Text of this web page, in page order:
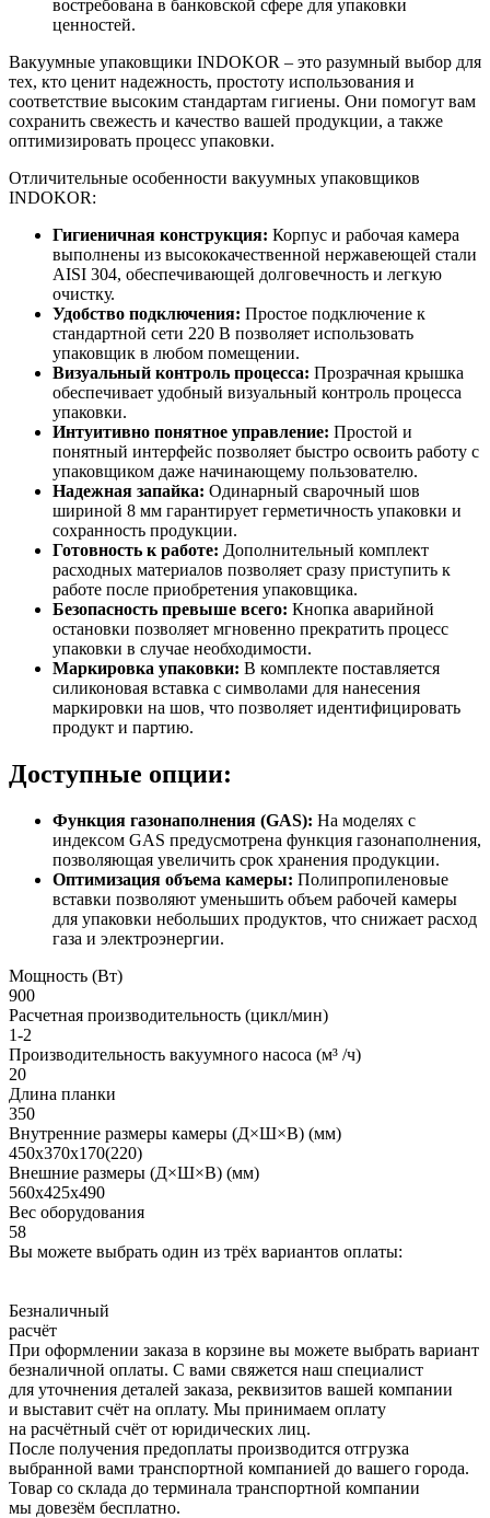
востребована в банковской сфере для упаковки
ценностей.
Вакуумные упаковщики INDOKOR – это разумный выбор для
тех, кто ценит надежность, простоту использования и
соответствие высоким стандартам гигиены. Они помогут вам
сохранить свежесть и качество вашей продукции, а также
оптимизировать процесс упаковки.
Отличительные особенности вакуумных упаковщиков
INDOKOR:
Гигиеничная конструкция: Корпус и рабочая камера
выполнены из высококачественной нержавеющей стали
AISI 304, обеспечивающей долговечность и легкую
очистку.
Удобство подключения: Простое подключение к
стандартной сети 220 В позволяет использовать
упаковщик в любом помещении.
Визуальный контроль процесса: Прозрачная крышка
обеспечивает удобный визуальный контроль процесса
упаковки.
Интуитивно понятное управление: Простой и
понятный интерфейс позволяет быстро освоить работу с
упаковщиком даже начинающему пользователю.
Надежная запайка: Одинарный сварочный шов
шириной 8 мм гарантирует герметичность упаковки и
сохранность продукции.
Готовность к работе: Дополнительный комплект
расходных материалов позволяет сразу приступить к
работе после приобретения упаковщика.
Безопасность превыше всего: Кнопка аварийной
остановки позволяет мгновенно прекратить процесс
упаковки в случае необходимости.
Маркировка упаковки: В комплекте поставляется
силиконовая вставка с символами для нанесения
маркировки на шов, что позволяет идентифицировать
продукт и партию.
Доступные опции:
Функция газонаполнения (GAS): На моделях с
индексом GAS предусмотрена функция газонаполнения,
позволяющая увеличить срок хранения продукции.
Оптимизация объема камеры: Полипропиленовые
вставки позволяют уменьшить объем рабочей камеры
для упаковки небольших продуктов, что снижает расход
газа и электроэнергии.
Мощность (Вт)
900
Расчетная производительность (цикл/мин)
1-2
Производительность вакуумного насоса (м³ /ч)
20
Длина планки
350
Внутренние размеры камеры (Д×Ш×В) (мм)
450х370х170(220)
Внешние размеры (Д×Ш×В) (мм)
560х425х490
Вес оборудования
58
Вы можете выбрать один из трёх вариантов оплаты:
Безналичный
расчёт
При оформлении заказа в корзине вы можете выбрать вариант
безналичной оплаты. С вами свяжется наш специалист
для уточнения деталей заказа, реквизитов вашей компании
и выставит счёт на оплату. Мы принимаем оплату
на расчётный счёт от юридических лиц.
После получения предоплаты производится отгрузка
выбранной вами транспортной компанией до вашего города.
Товар со склада до терминала транспортной компании
мы довезём бесплатно.